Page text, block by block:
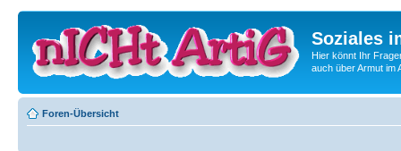
Soziales
Hier könnt Ihr
auch über Armut im
Foren-Übersicht